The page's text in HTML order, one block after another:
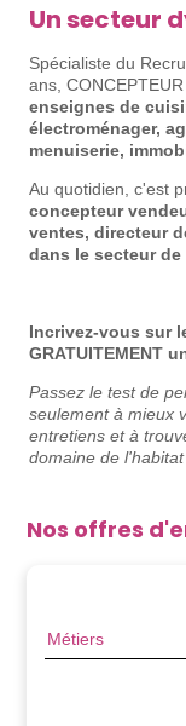
Un secteur
Spécialiste du
ans,
enseignes de
électroménager,
menuiserie,
Au quotidien, c'est
concepteur
ventes, directeur
dans le secteur
Incrivez-vous sur
GRATUITEMENT
Passez le test de
seulement à mieux
entretiens et à
domaine de
Nos offres